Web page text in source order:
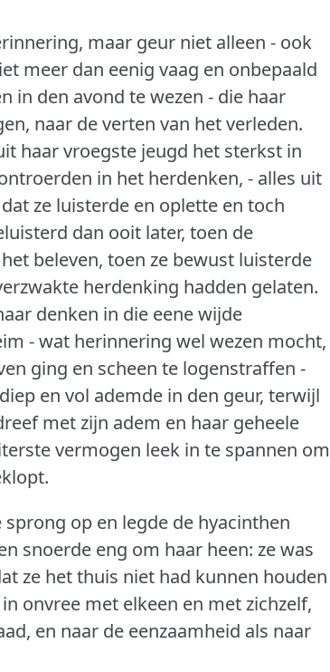
maar geur niet alleen - ook
meer dan eenig vaag en onbepaald
in den avond te wezen - die haar
naar de verten van het verleden.
haar vroegste jeugd het sterkst in
in het herdenken, - alles uit
ze luisterde en oplette en toch
dan ooit later, toen de
beleven, toen ze bewust luisterde
herdenking hadden gelaten.
denken in die eene wijde
- wat herinnering wel wezen mocht,
ging en scheen te logenstraffen -
en vol ademde in den geur, terwijl
met zijn adem en haar geheele
vermogen leek in te spannen om
sprong op en legde de hyacinthen
snoerde eng om haar heen: ze was
ze het thuis niet had kunnen houden
onvree met elkeen en met zichzelf,
en naar de eenzaamheid als naar